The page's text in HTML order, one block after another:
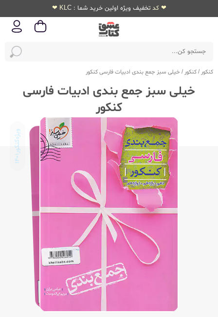
❤ کد تخفیف ویژه اولین خرید شما : KLC ❤
کنکور /کنکور / خیلی سبز جمع بندی ادبیات فارسی کنکور
خیلی سبز جمع بندی ادبیات فارسی
کنکور
ویژه‌کنکور
1401